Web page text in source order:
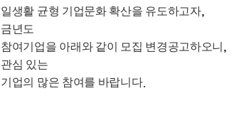
일생활 균형 기업문화 확산을 유도하고자,
금년도
참여기업을 아래와 같이 모집 변경공고하오니 ,
관심 있는
기업의 많은 참여를 바랍니다.